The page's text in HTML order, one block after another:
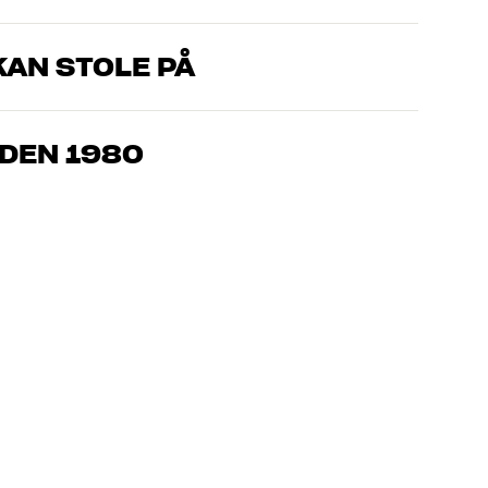
STOLE PÅ
kjenner produktene og brenner for god lyd – enten det
1980